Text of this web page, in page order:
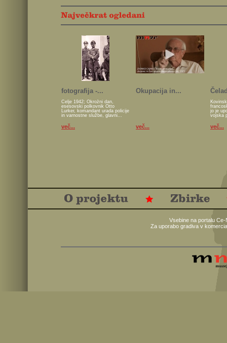
fotografija -...
Celje 1942; Okrožni dan,
esesovski polkovnik Otto
Lurker, komandant urada policije
in varnostne službe, glavni...
več...
Okupacija in...
več...
jo je
vojska
več...
Vsebine na portalu
Za uporabo gradiva v